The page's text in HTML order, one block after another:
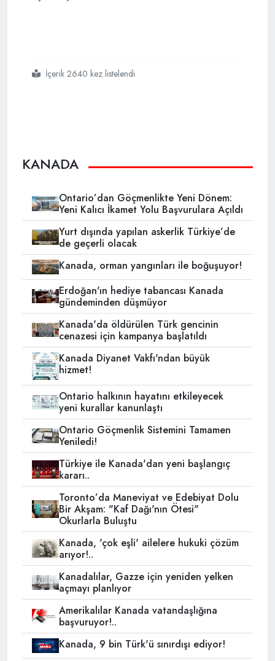
#ucm
#kanadalı
#avukatların
#yatılı
#kilise
#okullarıyla
#ilgili
#başvurusunu
#reddettiİçerik 2640 kez listelendi
KANADA
Ontario’dan Göçmenlikte Yeni Dönem:
Yeni Kalıcı İkamet Yolu Başvurulara Açıldı
Yurt dışında yapılan askerlik Türkiye’de
de geçerli olacak
Kanada, orman yangınları ile boğuşuyor!
Erdoğan'ın hediye tabancası Kanada
gündeminden düşmüyor
Kanada'da öldürülen Türk gencinin
cenazesi için kampanya başlatıldı
Kanada Diyanet Vakfı'ndan büyük
hizmet!
Ontario halkının hayatını etkileyecek
yeni kurallar kanunlaştı
Ontario Göçmenlik Sistemini Tamamen
Yeniledi!
Türkiye ile Kanada'dan yeni başlangıç
kararı..
Toronto’da Maneviyat ve Edebiyat Dolu
Bir Akşam: "Kaf Dağı'nın Ötesi"
Okurlarla Buluştu
Kanada, 'çok eşli' ailelere hukuki çözüm
arıyor!..
Kanadalılar, Gazze için yeniden yelken
açmayı planlıyor
Amerikalılar Kanada vatandaşlığına
başvuruyor!..
Kanada, 9 bin Türk'ü sınırdışı ediyor!